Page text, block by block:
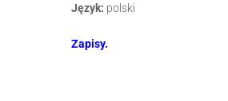
Język: polski
Zapisy.